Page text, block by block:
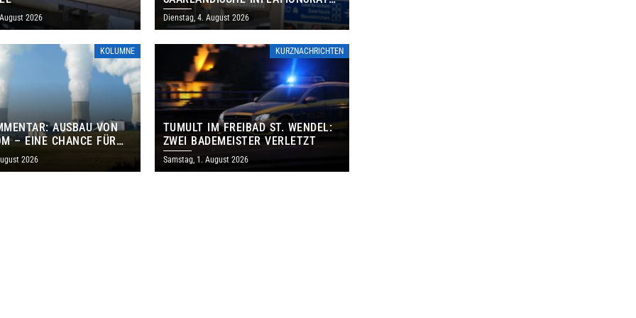
2026
IM JULI AUF 3,2 PROZENT
Dienstag, 4. August 2026
KOLUMNE
AUSBAU VON
– EINE CHANCE FÜR
UND DAS SAARLAND
2026
KURZNACHRICHTEN
TUMULT IM FREIBAD ST. WENDEL:
ZWEI BADEMEISTER VERLETZT
Samstag, 1. August 2026